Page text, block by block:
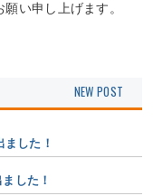
い申し上げます。
した！
した！